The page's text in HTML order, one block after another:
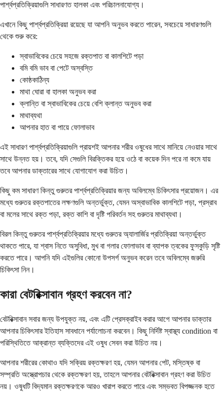
পার্শ্বপ্রতিক্রিয়াগুলি সাধারণত হালকা এবং পরিচালনাযোগ্য।
এখানে কিছু পার্শ্বপ্রতিক্রিয়া রয়েছে যা আপনি অনুভব করতে পারেন, সবচেয়ে সাধারণগুলি
থেকে শুরু করে:
স্বাভাবিকের চেয়ে সহজে রক্তপাত বা কালশিটে পড়া
বমি বমি ভাব বা পেটে অস্বস্তি
কোষ্ঠকাঠিন্য
মাথা ঘোরা বা হালকা অনুভব করা
ক্লান্তি বা স্বাভাবিকের চেয়ে বেশি ক্লান্ত অনুভব করা
মাথাব্যথা
আপনার হাত বা পায়ে ফোলাভাব
এই সাধারণ পার্শ্বপ্রতিক্রিয়াগুলি প্রায়শই আপনার শরীর ওষুধের সাথে মানিয়ে নেওয়ার সাথে
সাথে উন্নত হয়। তবে, যদি সেগুলি বিরক্তিকর হয়ে ওঠে বা কয়েক দিন পরে না কমে যায়
তবে আপনার ডাক্তারের সাথে যোগাযোগ করা উচিত।
কিছু কম সাধারণ কিন্তু গুরুতর পার্শ্বপ্রতিক্রিয়ার জন্য অবিলম্বে চিকিৎসার প্রয়োজন। এর
মধ্যে গুরুতর রক্তপাতের লক্ষণগুলি অন্তর্ভুক্ত, যেমন অস্বাভাবিক কালশিটে পড়া, প্রস্রাব
বা মলের সাথে রক্ত ​​পড়া, রক্ত ​​কাশি বা দৃষ্টি পরিবর্তন সহ গুরুতর মাথাব্যথা।
বিরল কিন্তু গুরুতর পার্শ্বপ্রতিক্রিয়ার মধ্যে গুরুতর অ্যালার্জির প্রতিক্রিয়া অন্তর্ভুক্ত
থাকতে পারে, যা শ্বাস নিতে অসুবিধা, মুখ বা গলার ফোলাভাব বা ব্যাপক ত্বকের ফুসকুড়ি সৃষ্টি
করতে পারে। আপনি যদি এইগুলির কোনো উপসর্গ অনুভব করেন তবে অবিলম্বে জরুরি
চিকিৎসা নিন।
কারা বেটরিক্সাবান গ্রহণ করবেন না?
বেটরিক্সাবান সবার জন্য উপযুক্ত নয়, এবং এটি প্রেসক্রাইব করার আগে আপনার ডাক্তার
আপনার চিকিৎসার ইতিহাস সাবধানে পর্যালোচনা করবেন। কিছু নির্দিষ্ট স্বাস্থ্য condition বা
পরিস্থিতিতে আক্রান্ত ব্যক্তিদের এই ওষুধ সেবন করা উচিত নয়।
আপনার শরীরের কোথাও যদি সক্রিয় রক্তক্ষরণ হয়, যেমন আপনার পেট, মস্তিষ্ক বা
সম্প্রতি অস্ত্রোপচার থেকে রক্তক্ষরণ হয়, তাহলে আপনার বেটরিক্সাবান গ্রহণ করা উচিত
নয়। ওষুধটি বিদ্যমান রক্তক্ষরণকে আরও খারাপ করতে পারে এবং সম্ভবত বিপজ্জনক হতে